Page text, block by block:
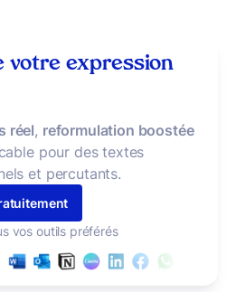
votre expression
réel, reformulation boostée
pour des textes
et percutants.
vos outils préférés